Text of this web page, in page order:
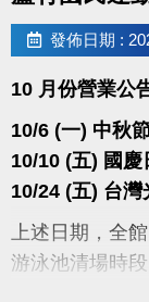
發佈日期 :
10 月份營業公
10/6 (一) 中秋
10/10 (五) 國慶
10/24 (五) 台灣
上述日期，全
游泳池清場時